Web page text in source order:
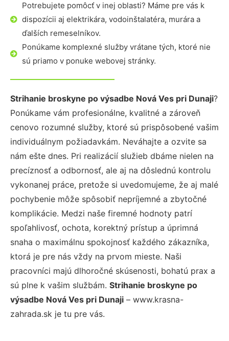
Potrebujete pomôcť v inej oblasti? Máme pre vás k
dispozícii aj elektrikára, vodoinštalatéra, murára a
ďalších remeselníkov.
Ponúkame komplexné služby vrátane tých, ktoré nie
sú priamo v ponuke webovej stránky.
Strihanie broskyne po výsadbe Nová Ves pri Dunaji?
Ponúkame vám profesionálne, kvalitné a zároveň
cenovo rozumné služby, ktoré sú prispôsobené vašim
individuálnym požiadavkám. Neváhajte a ozvite sa
nám ešte dnes. Pri realizácií služieb dbáme nielen na
precíznosť a odbornosť, ale aj na dôslednú kontrolu
vykonanej práce, pretože si uvedomujeme, že aj malé
pochybenie môže spôsobiť nepríjemné a zbytočné
komplikácie. Medzi naše firemné hodnoty patrí
spoľahlivosť, ochota, korektný prístup a úprimná
snaha o maximálnu spokojnosť každého zákazníka,
ktorá je pre nás vždy na prvom mieste. Naši
pracovníci majú dlhoročné skúsenosti, bohatú prax a
sú plne k vašim službám. Strihanie broskyne po
výsadbe Nová Ves pri Dunaji – www.krasna-
zahrada.sk je tu pre vás.